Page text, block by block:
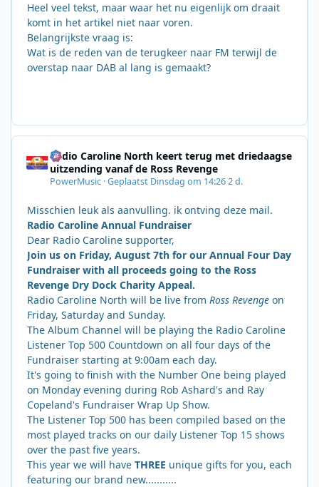
Heel veel tekst, maar waar het nu eigenlijk om draait
komt in het artikel niet naar voren.
Belangrijkste vraag is:
Wat is de reden van de terugkeer naar FM terwijl de
overstap naar DAB al lang is gemaakt?
Radio Caroline North keert terug met driedaagse
uitzending vanaf de Ross Revenge
PowerMusic ·Geplaatst Dinsdag om 14:262 d.
Misschien leuk als aanvulling. ik ontving deze mail.
Radio Caroline Annual Fundraiser
Dear Radio Caroline supporter,
Join us on Friday, August 7th for our Annual Four Day
Fundraiser with all proceeds going to the Ross
Revenge Dry Dock Charity Appeal.
Radio Caroline North will be live from Ross Revenge on
Friday, Saturday and Sunday.
The Album Channel will be playing the Radio Caroline
Listener Top 500 Countdown on all four days of the
Fundraiser starting at 9:00am each day.
It's going to finish with the Number One being played
on Monday evening during Rob Ashard's and Ray
Copeland's Fundraiser Wrap Up Show.
The Listener Top 500 has been compiled based on the
most played tracks on our daily Listener Top 15 shows
over the past five years.
This year we will have THREE unique gifts for you, each
featuring our brand new...........